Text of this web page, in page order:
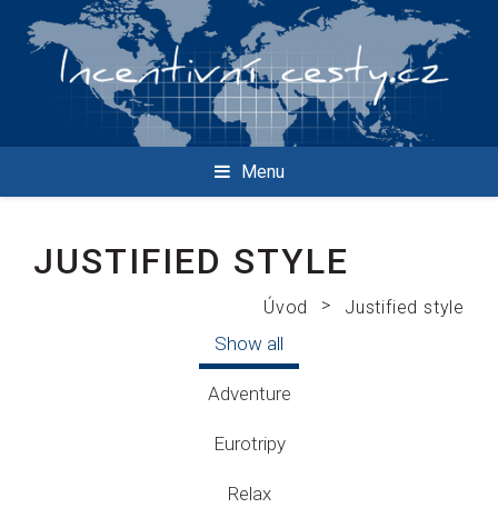
Menu
JUSTIFIED STYLE
Úvod > Justified style
Show all
Adventure
Eurotripy
Relax